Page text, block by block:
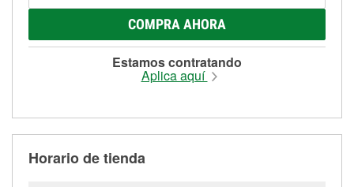
COMPRA AHORA
Estamos contratando
Aplica aquí
Horario de tienda